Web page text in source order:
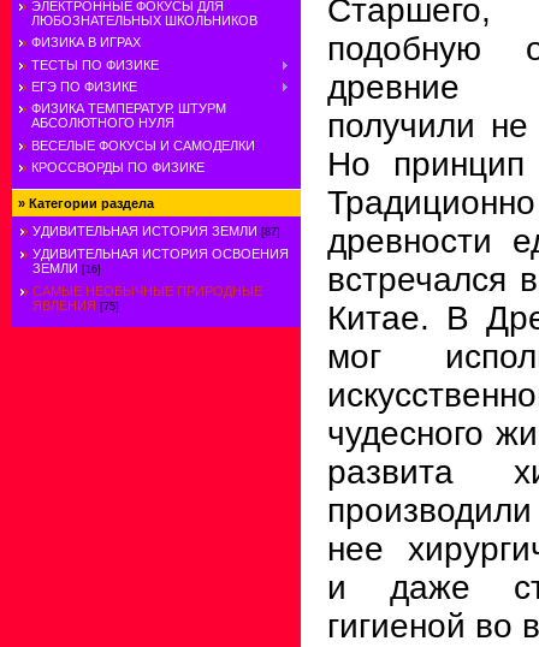
ЭЛЕКТРОННЫЕ ФОКУСЫ ДЛЯ
ЛЮБОЗНАТЕЛЬНЫХ ШКОЛЬНИКОВ
ФИЗИКА В ИГРАХ
ТЕСТЫ ПО ФИЗИКЕ
ЕГЭ ПО ФИЗИКЕ
ФИЗИКА ТЕМПЕРАТУР. ШТУРМ
АБСОЛЮТНОГО НУЛЯ
ВЕСЕЛЫЕ ФОКУСЫ И САМОДЕЛКИ
КРОССВОРДЫ ПО ФИЗИКЕ
» Категории раздела
УДИВИТЕЛЬНАЯ ИСТОРИЯ ЗЕМЛИ [87]
УДИВИТЕЛЬНАЯ ИСТОРИЯ ОСВОЕНИЯ
ЗЕМЛИ [16]
САМЫЕ НЕОБЫЧНЫЕ ПРИРОДНЫЕ
ЯВЛЕНИЯ [75]
подобную
древние
получили
Но
древности
встречался
Китае. В
мог
чудесного
развита
нее
и даже
гигиеной во